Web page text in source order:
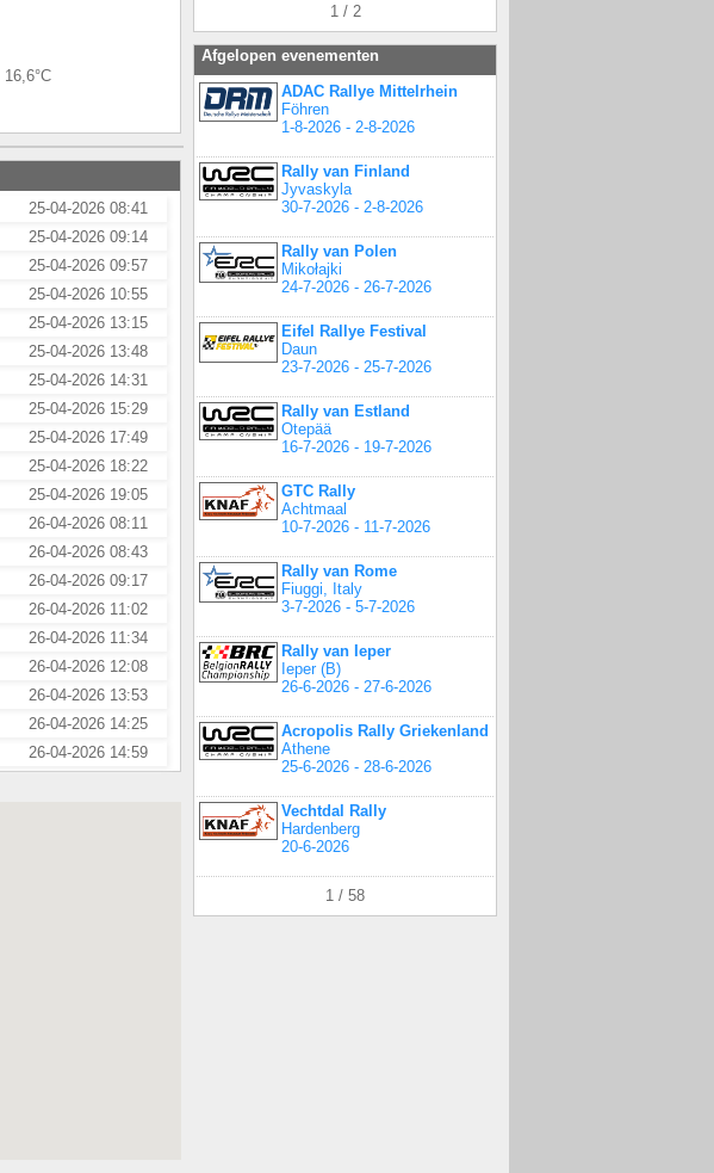
16,6°C
25-04-2026 08:41
25-04-2026 09:14
25-04-2026 09:57
25-04-2026 10:55
25-04-2026 13:15
25-04-2026 13:48
25-04-2026 14:31
25-04-2026 15:29
25-04-2026 17:49
25-04-2026 18:22
25-04-2026 19:05
26-04-2026 08:11
26-04-2026 08:43
26-04-2026 09:17
26-04-2026 11:02
26-04-2026 11:34
26-04-2026 12:08
26-04-2026 13:53
26-04-2026 14:25
26-04-2026 14:59
1 / 2
Afgelopen evenementen
ADAC Rallye Mittelrhein
Föhren
1-8-2026 - 2-8-2026
Rally van Finland
Jyvaskyla
30-7-2026 - 2-8-2026
Rally van Polen
Mikołajki
24-7-2026 - 26-7-2026
Eifel Rallye Festival
Daun
23-7-2026 - 25-7-2026
Rally van Estland
Otepää
16-7-2026 - 19-7-2026
GTC Rally
Achtmaal
10-7-2026 - 11-7-2026
Rally van Rome
Fiuggi, Italy
3-7-2026 - 5-7-2026
Rally van Ieper
Ieper (B)
26-6-2026 - 27-6-2026
Acropolis Rally Griekenland
Athene
25-6-2026 - 28-6-2026
Vechtdal Rally
Hardenberg
20-6-2026
1 / 58